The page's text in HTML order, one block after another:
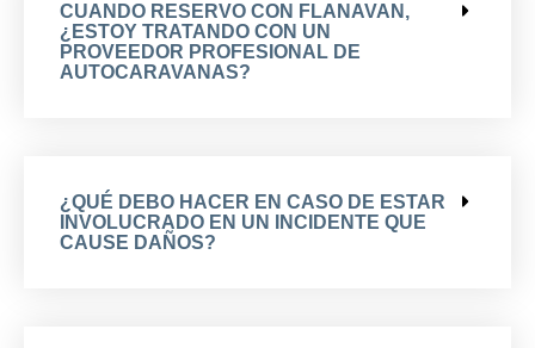
CUANDO RESERVO CON FLANAVAN,
¿ESTOY TRATANDO CON UN
PROVEEDOR PROFESIONAL DE
AUTOCARAVANAS?
¿QUÉ DEBO HACER EN CASO DE ESTAR
INVOLUCRADO EN UN INCIDENTE QUE
CAUSE DAÑOS?